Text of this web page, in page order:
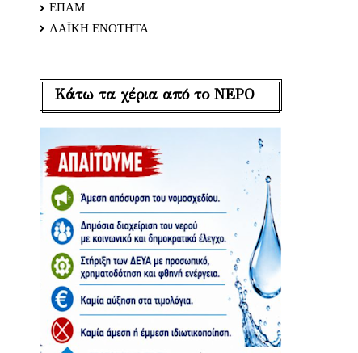
ΕΠΑΜ
ΛΑΪΚΗ ΕΝΟΤΗΤΑ
Κάτω τα χέρια από το ΝΕΡΟ